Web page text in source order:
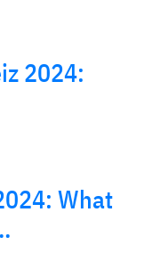
2024:
What